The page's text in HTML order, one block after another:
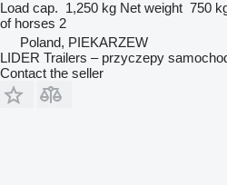
Load cap. 1,250 kg Net weight 750
of horses 2
Poland, PIEKARZEW
LIDER Trailers – przyczepy
Contact the seller